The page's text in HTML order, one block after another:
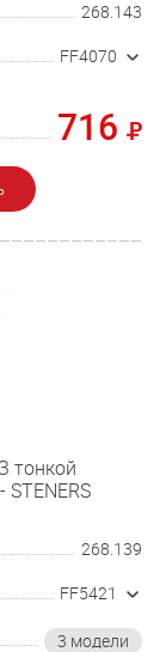
268.143
FF4070
716
тонкой
STENERS
268.139
FF5421
3 модели